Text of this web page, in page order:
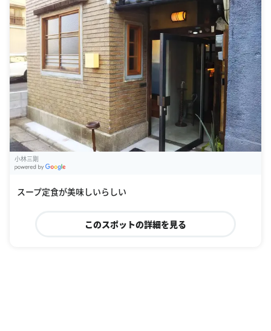
小林三剛
スープ定食が美味しいらしい
このスポットの詳細を見る